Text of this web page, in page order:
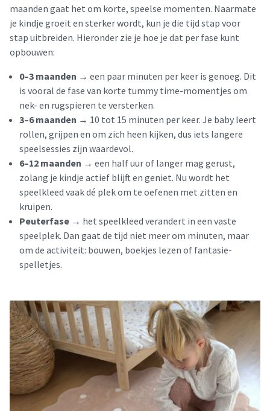
maanden gaat het om korte, speelse momenten. Naarmate
je kindje groeit en sterker wordt, kun je die tijd stap voor
stap uitbreiden. Hieronder zie je hoe je dat per fase kunt
opbouwen:
0–3 maanden → een paar minuten per keer is genoeg. Dit
is vooral de fase van korte tummy time-momentjes om
nek- en rugspieren te versterken.
3–6 maanden → 10 tot 15 minuten per keer. Je baby leert
rollen, grijpen en om zich heen kijken, dus iets langere
speelsessies zijn waardevol.
6–12 maanden → een half uur of langer mag gerust,
zolang je kindje actief blijft en geniet. Nu wordt het
speelkleed vaak dé plek om te oefenen met zitten en
kruipen.
Peuterfase → het speelkleed verandert in een vaste
speelplek. Dan gaat de tijd niet meer om minuten, maar
om de activiteit: bouwen, boekjes lezen of fantasie­
spelletjes.